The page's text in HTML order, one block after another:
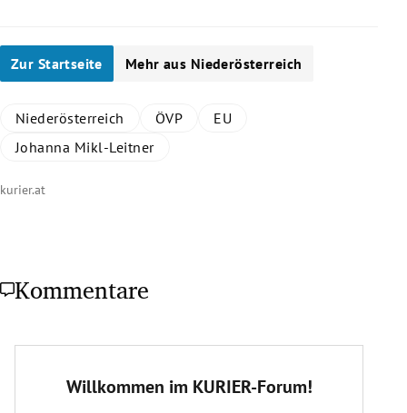
Zur Startseite Mehr aus Niederösterreich
Niederösterreich ÖVP
EU
Johanna Mikl-Leitner
kurier.at
Kommentare